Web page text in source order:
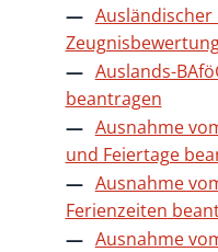
Ausländischer
Auslands-
beantragen
Ausnahme
und Feiertage
Ausnahme
Ferienzeiten
Ausnahme